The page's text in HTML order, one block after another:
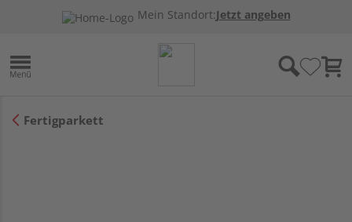
Mein Standort:Jetzt angeben
Fertigparkett